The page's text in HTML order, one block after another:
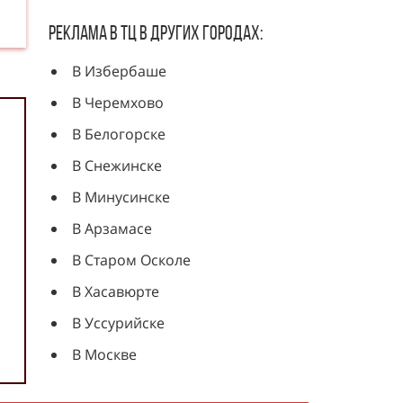
Реклама в ТЦ в других городах:
В Избербаше
В Черемхово
В Белогорске
В Снежинске
В Минусинске
В Арзамасе
В Старом Осколе
В Хасавюрте
В Уссурийске
В Москве